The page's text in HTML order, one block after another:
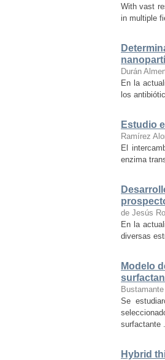
With vast
in multiple
Durán
En la
los
Estudio
Ramírez
El
enzima
de Jesús
En la
diversas
Modelo
Se
surfactante
Hybrid